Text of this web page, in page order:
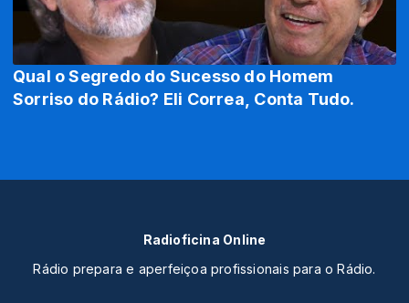
Qual o Segredo do Sucesso do Homem
Sorriso do Rádio? Eli Correa, Conta Tudo.
Radioficina Online
Rádio prepara e aperfeiçoa profissionais para o Rádio.